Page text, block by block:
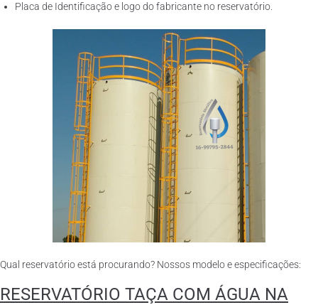
Placa de Identificação e logo do fabricante no reservatório.
Qual reservatório está procurando? Nossos modelo e especificações:
RESERVATÓRIO TAÇA COM ÁGUA NA